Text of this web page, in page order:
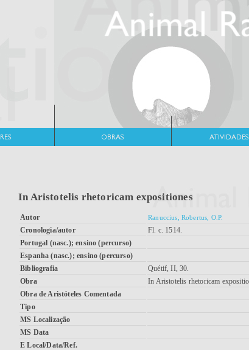
In Aristotelis rhetoricam expositiones
Autor Ranuccius, Robertus, O.P.
Cronologia/autor
Fl. c. 1514.
Portugal (nasc.); ensino (percurso)
Espanha (nasc.); ensino (percurso)
Bibliografia
Quétif, II, 30.
Obra
In Aristotelis rhetoricam
Obra de Aristóteles Comentada
Tipo
MS Localização
MS Data
E Local/Data/Ref.